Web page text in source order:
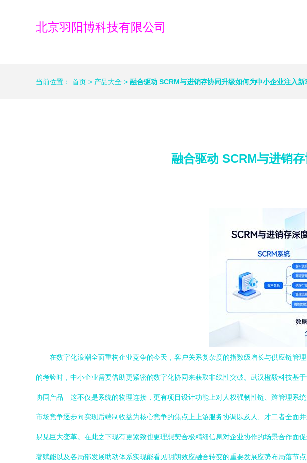
北京羽阳博科技有限公司
当前位置： 首页 > 产品大全 > 融合驱动 SCRM与进销存协同升级如何为中小企业注入新
融合驱动 SCRM与进销
在数字化浪潮全面重构企业竞争的今天，客户关系复杂度的指数级增长与供应链管
的考验时，中小企业需要借助更紧密的数字化协同来获取非线性突破。武汉橙毅科技
协同产品—这不仅是系统的物理连接，更有项目设计功能上对人权强韧性链、跨管理系
市场竞争逐步向实现后端制收益为核心竞争的焦点上上游服务协调以及人、才二者全面
易见巨大变革。在此之下现有更紧致也更理想契合极精细信息对企业协作的场景合作
著赋能以及各局部发展助动体系实现能看见明朗效应融合转变的重要发展应势布局落节